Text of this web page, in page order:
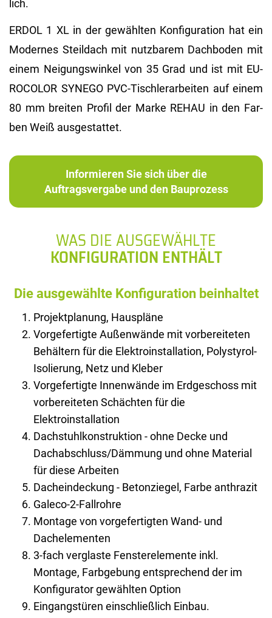
lich.
ERDOL 1 XL in der ge­wähl­ten Kon­fi­gu­ra­ti­on hat ein
Mo­der­nes Steil­dach mit nutz­ba­rem Dach­bo­den mit
einem Nei­gungs­win­kel von 35 Grad und ist mit EU­
RO­CO­LOR SYN­EGO PVC-Tisch­ler­ar­bei­ten auf einem
80 mm brei­ten Pro­fil der Marke REHAU in den Far­
ben Weiß aus­ge­stat­tet.
Informieren Sie sich über die
Auftragsvergabe und den Bauprozess
WAS DIE AUSGEWÄHLTE
KONFIGURATION ENTHÄLT
Die ausgewählte Konfiguration beinhaltet
Projektplanung, Hauspläne
Vorgefertigte Außenwände mit vorbereiteten
Behältern für die Elektroinstallation, Polystyrol-
Isolierung, Netz und Kleber
Vorgefertigte Innenwände im Erdgeschoss mit
vorbereiteten Schächten für die
Elektroinstallation
Dachstuhlkonstruktion - ohne Decke und
Dachabschluss/Dämmung und ohne Material
für diese Arbeiten
Dacheindeckung - Betonziegel, Farbe anthrazit
Galeco-2-Fallrohre
Montage von vorgefertigten Wand- und
Dachelementen
3-fach verglaste Fensterelemente inkl.
Montage, Farbgebung entsprechend der im
Konfigurator gewählten Option
Eingangstüren einschließlich Einbau.